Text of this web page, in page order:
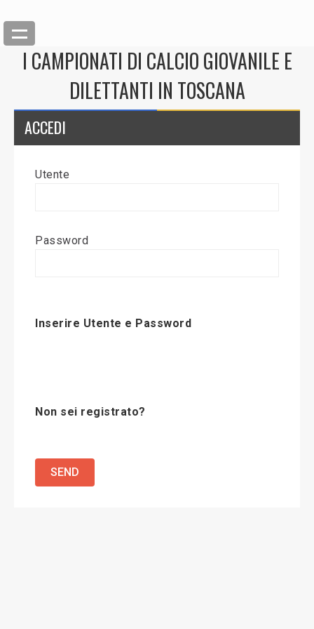
Back
Modifica News
I CAMPIONATI DI CALCIO GIOVANILE E
DILETTANTI IN TOSCANA
ACCEDI
Utente
Password
Inserire Utente e Password
Non sei registrato?